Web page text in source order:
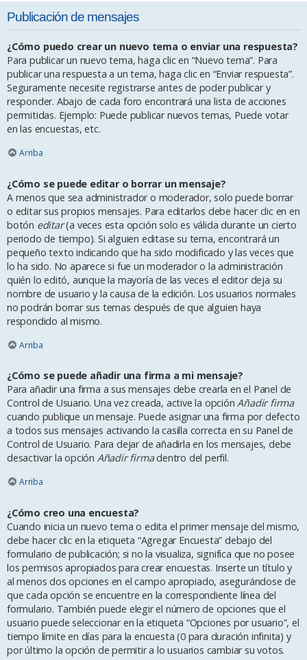
Publicación de mensajes
¿Cómo puedo crear un nuevo tema o enviar una respuesta?
Para publicar un nuevo tema, haga clic en “Nuevo tema”. Para
publicar una respuesta a un tema, haga clic en “Enviar respuesta”.
Seguramente necesite registrarse antes de poder publicar y
responder. Abajo de cada foro encontrará una lista de acciones
permitidas. Ejemplo: Puede publicar nuevos temas, Puede votar
en las encuestas, etc.
Arriba
¿Cómo se puede editar o borrar un mensaje?
A menos que sea administrador o moderador, solo puede borrar
o editar sus propios mensajes. Para editarlos debe hacer clic en en
botón editar(a veces esta opción solo es válida durante un cierto
periodo de tiempo). Si alguien editase su tema, encontrará un
pequeño texto indicando que ha sido modificado y las veces que
lo ha sido. No aparece si fue un moderador o la administración
quién lo editó, aunque la mayoría de las veces el editor deja su
nombre de usuario y la causa de la edición. Los usuarios normales
no podrán borrar sus temas después de que alguien haya
respondido al mismo.
Arriba
¿Cómo se puede añadir una firma a mi mensaje?
Para añadir una firma a sus mensajes debe crearla en el Panel de
Control de Usuario. Una vez creada, active la opciónAñadir firma
cuando publique un mensaje. Puede asignar una firma por defecto
a todos sus mensajes activando la casilla correcta en su Panel de
Control de Usuario. Para dejar de añadirla en los mensajes, debe
desactivar la opción Añadir firmadentro del perfil.
Arriba
¿Cómo creo una encuesta?
Cuando inicia un nuevo tema o edita el primer mensaje del mismo,
debe hacer clic en la etiqueta “Agregar Encuesta” debajo del
formulario de publicación; si no la visualiza, significa que no posee
los permisos apropiados para crear encuestas. Inserte un título y
al menos dos opciones en el campo apropiado, asegurándose de
que cada opción se encuentre en la correspondiente línea del
formulario. También puede elegir el número de opciones que el
usuario puede seleccionar en la etiqueta “Opciones por usuario”, el
tiempo límite en días para la encuesta (0 para duración infinita) y
por último la opción de permitir a lo usuarios cambiar su votos.